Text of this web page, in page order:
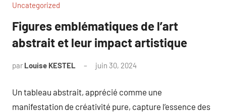
Uncategorized
Figures emblématiques de l’art
abstrait et leur impact artistique
par Louise KESTEL juin 30, 2024
Un tableau abstrait, apprécié comme une
manifestation de créativité pure, capture l’essence des